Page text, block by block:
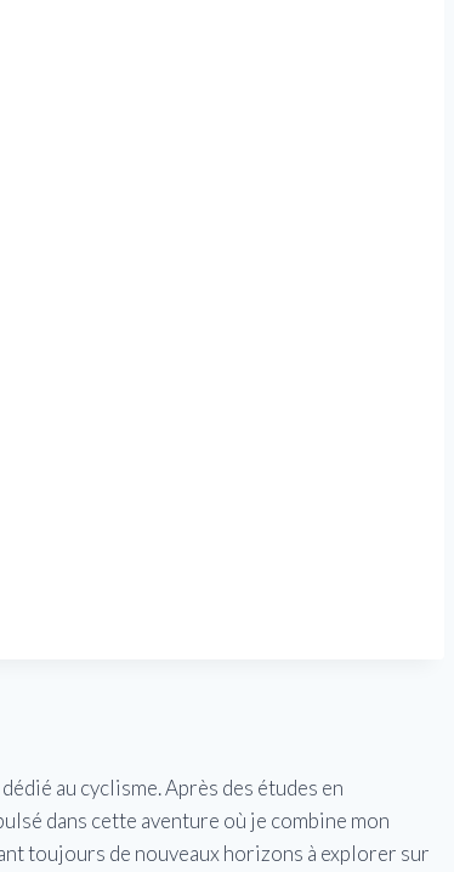
au cyclisme. Après des études en
dans cette aventure où je combine mon
toujours de nouveaux horizons à explorer sur